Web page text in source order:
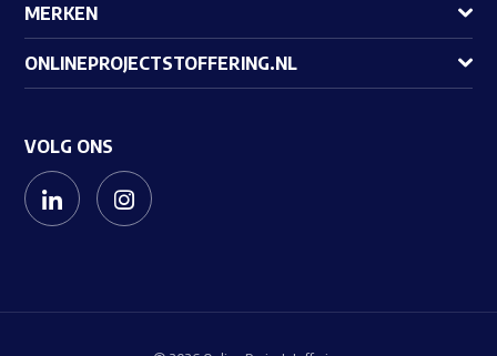
MERKEN
ONLINEPROJECTSTOFFERING.NL
VOLG ONS